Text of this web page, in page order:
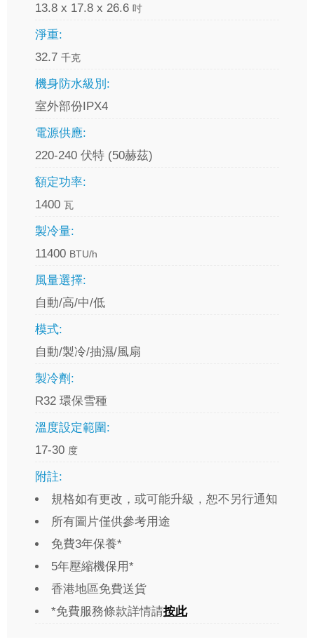
13.8 x 17.8 x 26.6 吋
淨重:
32.7 千克
機身防水級別:
室外部份IPX4
電源供應:
220-240 伏特 (50赫茲)
額定功率:
1400 瓦
製冷量:
11400 BTU/h
風量選擇:
自動/高/中/低
模式:
自動/製冷/抽濕/風扇
製冷劑:
R32 環保雪種
溫度設定範圍:
17-30 度
附註:
規格如有更改，或可能升級，恕不另行通知
所有圖片僅供參考用途
免費3年保養*
5年壓縮機保用*
香港地區免費送貨
*免費服務條款詳情請按此